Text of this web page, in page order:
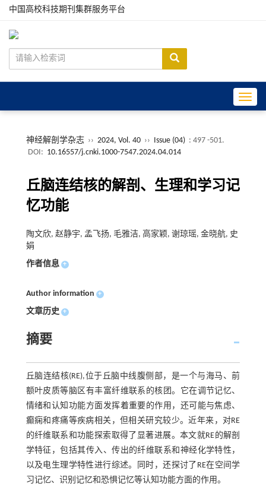
中国高校科技期刊集群服务平台
神经解剖学杂志 ›› 2024, Vol. 40 ›› Issue (04) : 497 -501.
DOI: 10.16557/j.cnki.1000-7547.2024.04.014
丘脑连结核的解剖、生理和学习记
忆功能
陶文欣, 赵静宇, 孟飞扬, 毛雅洁, 高家颖, 谢琼瑶, 金晓航, 史
娟
作者信息 +
Author information +
文章历史 +
摘要
丘脑连结核(RE),位于丘脑中线腹侧部，是一个与海马、前
额叶皮质等脑区有丰富纤维联系的核团。它在调节记忆、
情绪和认知功能方面发挥着重要的作用，还可能与焦虑、
癫痫和疼痛等疾病相关，但相关研究较少。近年来，对RE
的纤维联系和功能探索取得了显著进展。本文就RE的解剖
学特征，包括其传入、传出的纤维联系和神经化学特性，
以及电生理学特性进行综述。同时，还探讨了RE在空间学
习记忆、识别记忆和恐惧记忆等认知功能方面的作用。